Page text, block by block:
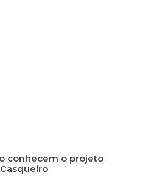
conhecem o projeto